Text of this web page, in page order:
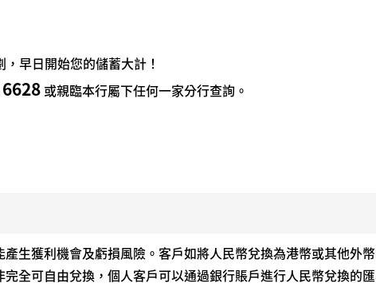
早日開始您的儲蓄大計！
或親臨本行屬下任何一家分行查詢。
生獲利機會及虧損風險。客戶如將人民幣兌換為港幣或其他外
全可自由兌換，個人客戶可以通過銀行賬戶進行人民幣兌換的